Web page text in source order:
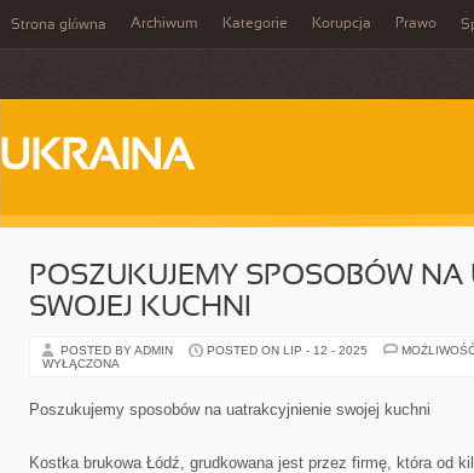
Strona główna Archiwum Kategorie Korupcja Prawo
UKRAINA
POSZUKUJEMY SPOSOBÓW NA
SWOJEJ KUCHNI
POSTED BY ADMIN POSTED ON LIP - 12 - 2025
WYŁĄCZONA
Poszukujemy sposobów na uatrakcyjnienie swojej kuchni
Kostka brukowa Łódź, grudkowana jest przez firmę, która od